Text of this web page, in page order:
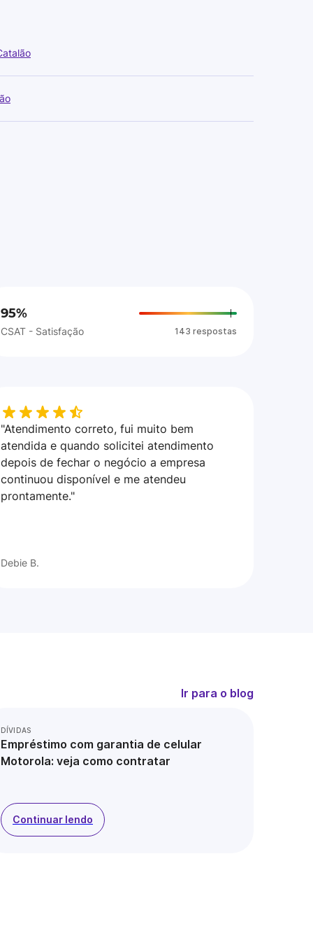
95%
CSAT - Satisfação 143 respostas
"Atendimento correto, fui muito bem
atendida e quando solicitei atendimento
depois de fechar o negócio a empresa
continuou disponível e me atendeu
prontamente."
Debie B.
Ir para o blog
DÍVIDAS
Empréstimo com garantia de celular
Motorola: veja como contratar
Continuar lendo